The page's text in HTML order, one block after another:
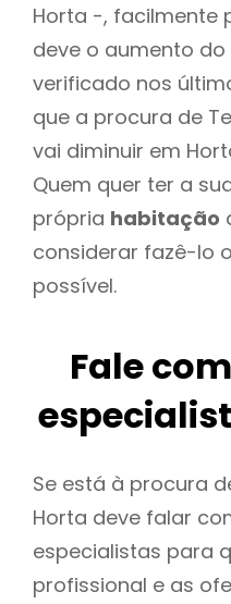
Horta -, facilmente
deve o aumento
verificado nos
que a procura de
vai diminuir em
Quem quer ter a
própria habitação
considerar fazê-lo
possível.
Fale
Se está à procura
Horta deve falar
especialistas para
profissional e as